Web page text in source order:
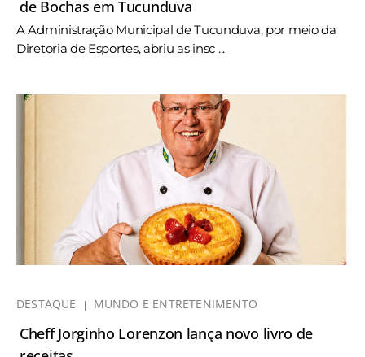
de Bochas em Tucunduva
A Administração Municipal de Tucunduva, por meio da
Diretoria de Esportes, abriu as insc ...
DESTAQUE MUNDO E ENTRETENIMENTO
Cheff Jorginho Lorenzon lança novo livro de